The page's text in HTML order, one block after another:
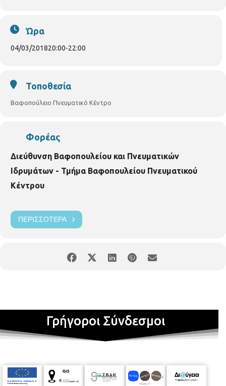
Ώρα
04/03/201820:00-22:00
Τοποθεσία
Βαφοπούλειο Πνευματικό Κέντρο
Φορέας
Διεύθυνση Βαφοπουλείου και Πνευματικών
Ιδρυμάτων - Τμήμα Βαφοπουλείου Πνευματικού
Κέντρου
ΠΕΡΙΣΣΌΤΕΡΑ
Γρήγοροι Σύνδεσμοι